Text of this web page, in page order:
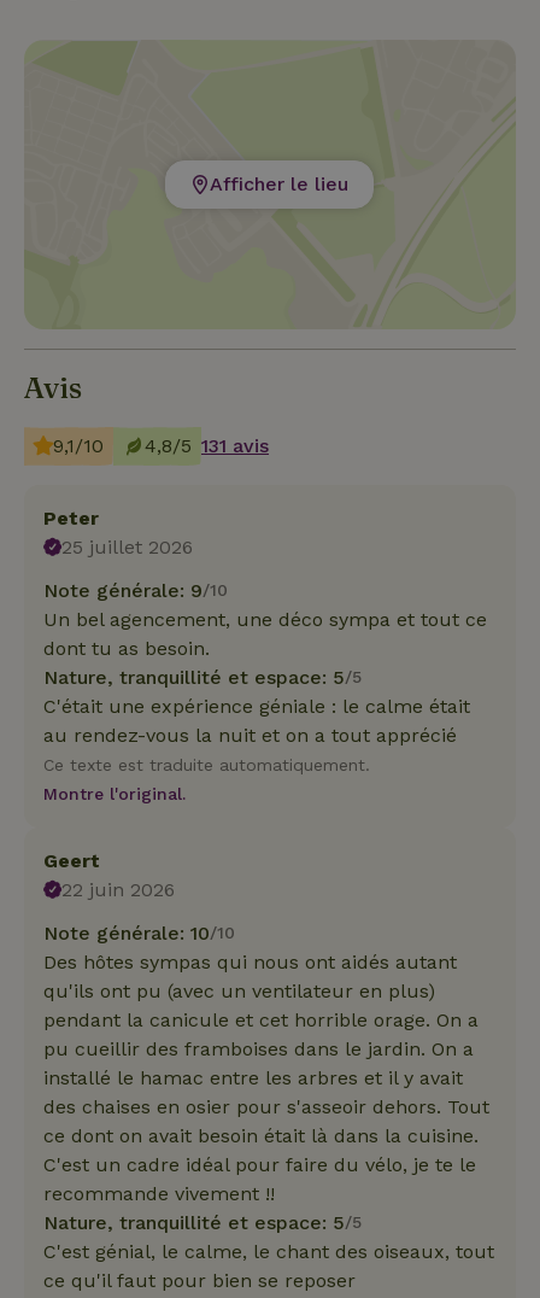
Afficher le lieu
Avis
9,1/10 4,8/5 131 avis
Peter
25 juillet 2026
Note générale: 9/10
Un bel agencement, une déco sympa et tout ce
dont tu as besoin.
Nature, tranquillité et espace: 5/5
C'était une expérience géniale : le calme était
au rendez-vous la nuit et on a tout apprécié
Ce texte est traduite automatiquement.
Montre l'original.
Geert
22 juin 2026
Note générale: 10/10
Des hôtes sympas qui nous ont aidés autant
qu'ils ont pu (avec un ventilateur en plus)
pendant la canicule et cet horrible orage. On a
pu cueillir des framboises dans le jardin. On a
installé le hamac entre les arbres et il y avait
des chaises en osier pour s'asseoir dehors. Tout
ce dont on avait besoin était là dans la cuisine.
C'est un cadre idéal pour faire du vélo, je te le
recommande vivement !!
Nature, tranquillité et espace: 5/5
C'est génial, le calme, le chant des oiseaux, tout
ce qu'il faut pour bien se reposer